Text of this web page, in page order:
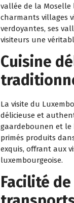
vallée de la Moselle
charmants villages
verdoyantes, ses
visiteurs une
Cuisine
La visite du
délicieuse et
gaardebounen et le
primés produits
exquis, offrant aux
luxembourgeoise.
Facilité